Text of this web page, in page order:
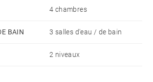
4 chambres
BAIN 3 salles d'eau / de bain
2 niveaux